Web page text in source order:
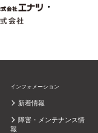
・
インフォメーション
新着情報
障害・メンテナンス情
報